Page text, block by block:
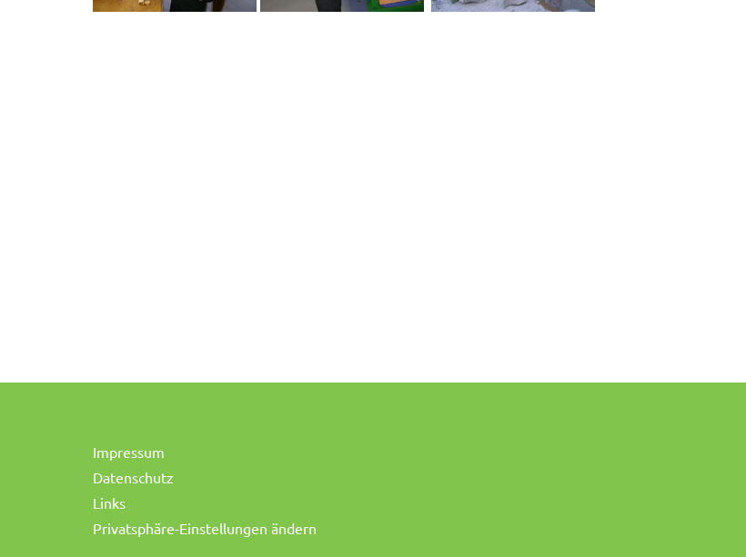
Impressum
Datenschutz
Links
Privatsphäre-Einstellungen ändern